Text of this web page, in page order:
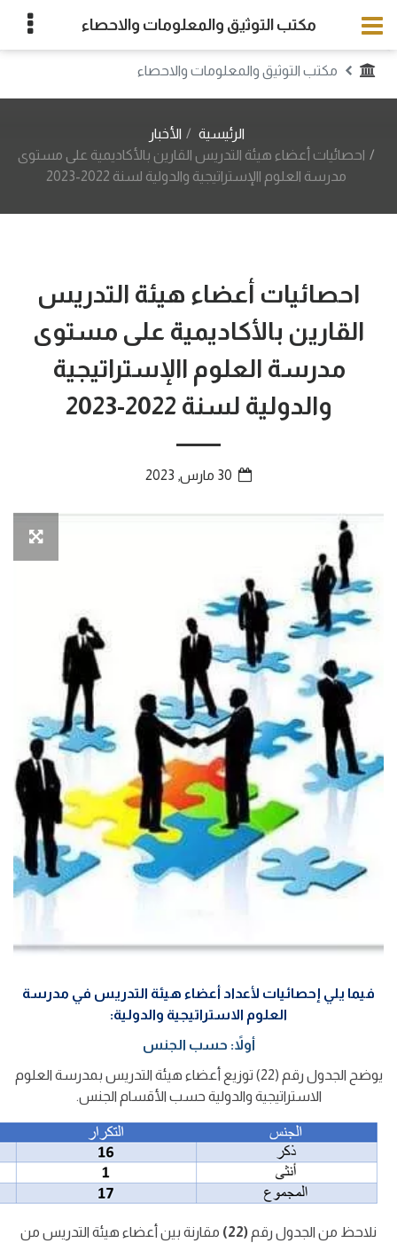
مكتب التوثيق والمعلومات والاحصاء
مكتب التوثيق والمعلومات والاحصاء
الرئيسية
الأخبار
احصائيات أعضاء هيئة التدريس القارين بالأكاديمية على مستوى
مدرسة العلوم االإستراتيجية والدولية لسنة 2022-2023
احصائيات أعضاء هيئة التدريس
القارين بالأكاديمية على مستوى
مدرسة العلوم االإستراتيجية
والدولية لسنة 2022-2023
30 مارس, 2023
فيما يلي إحصائيات لأعداد أعضاء هيئة التدريس في مدرسة
العلوم الاستراتيجية والدولية:
أولاً: حسب الجنس
يوضح الجدول رقم (22) توزيع أعضاء هيئة التدريس بمدرسة العلوم
الاستراتيجية والدولية حسب الأقسام الجنس.
نلاحظ من الجدول رقم (22)
مقارنة بين أعضاء هيئة التدريس من